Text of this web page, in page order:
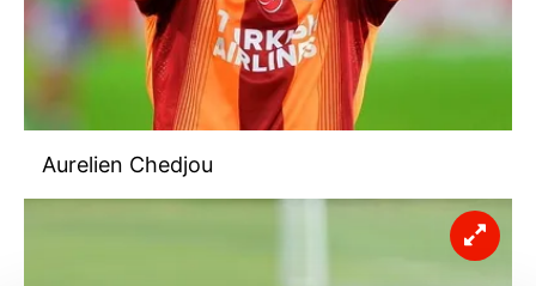
Aurelien Chedjou